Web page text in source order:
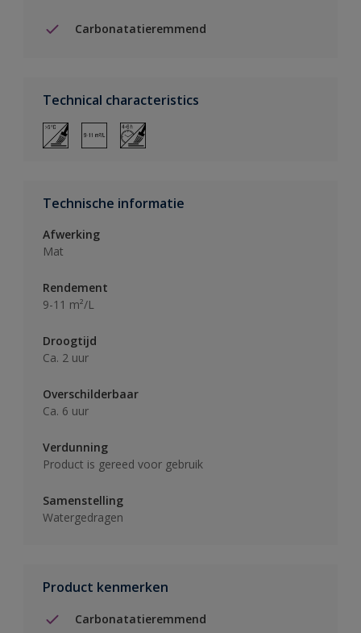
Carbonatatieremmend
Technical characteristics
Technische informatie
Afwerking
Mat
Rendement
9-11 m²/L
Droogtijd
Ca. 2 uur
Overschilderbaar
Ca. 6 uur
Verdunning
Product is gereed voor gebruik
Samenstelling
Watergedragen
Product kenmerken
Carbonatatieremmend